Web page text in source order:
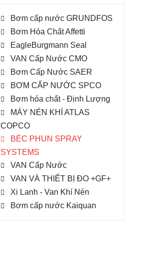
Bơm cấp nước GRUNDFOS
Bơm Hóa Chất Affetti
EagleBurgmann Seal
VAN Cấp Nước CMO
Bơm Cấp Nước SAER
BƠM CẤP NƯỚC SPCO
Bơm hóa chất - Định Lượng
MÁY NÉN KHÍ ATLAS
COPCO
BÉC PHUN SPRAY
SYSTEMS
VAN Cấp Nước
VAN VÀ THIẾT BỊ ĐO +GF+
Xi Lanh - Van Khí Nén
Bơm cấp nước Kaiquan